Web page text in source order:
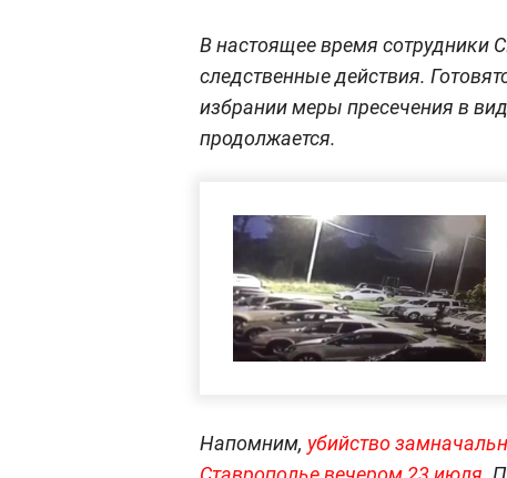
В настоящее время сотрудники
следственные действия.
избрании меры пресечения в
продолжается.
Напомним, убийство